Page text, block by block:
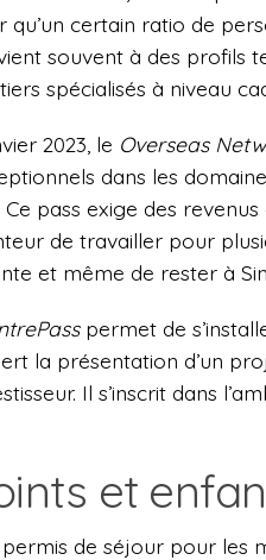
certain ratio de
souvent à des profils
spécialisés à niveau
2023, le Overseas
dans les
pass exige des
de travailler pour
et même de rester à
permet de
la présentation d’un
Il s’inscrit dans
et
de séjour pour les